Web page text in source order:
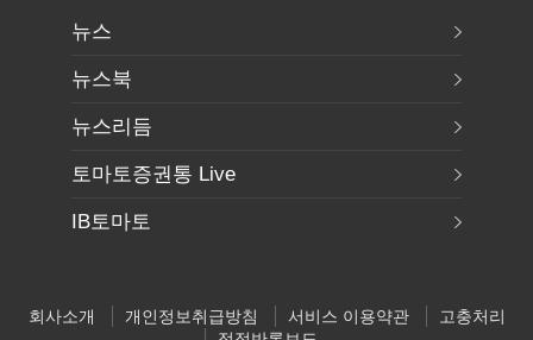
뉴스
뉴스북
뉴스리듬
토마토증권통 Live
IB토마토
회사소개 개인정보취급방침 서비스 이용약관
고충처리